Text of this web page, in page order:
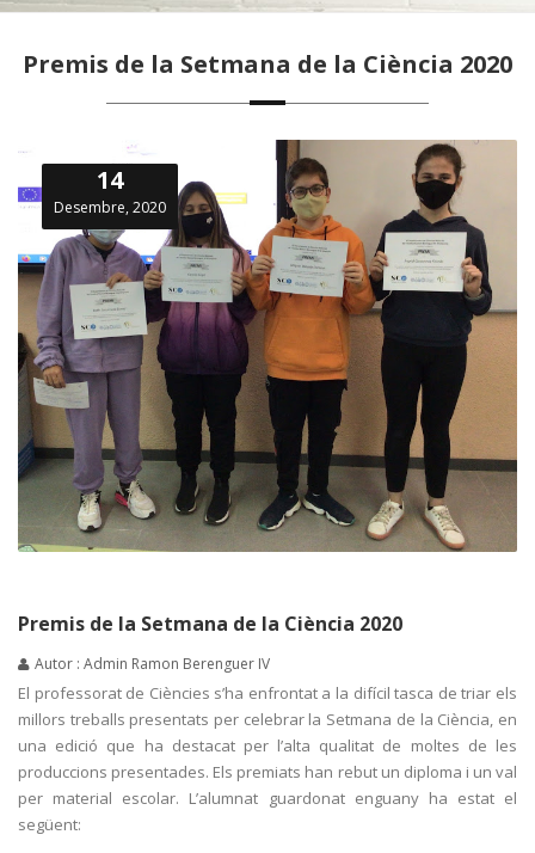
Premis de la Setmana de la Ciència 2020
14
Desembre, 2020
Premis de la Setmana de la Ciència 2020
Autor : Admin Ramon Berenguer IV
El professorat de Ciències s’ha enfrontat a la difícil tasca de triar els
millors treballs presentats per celebrar la Setmana de la Ciència, en
una edició que ha destacat per l’alta qualitat de moltes de les
produccions presentades. Els premiats han rebut un diploma i un val
per material escolar. L’alumnat guardonat enguany ha estat el
següent: